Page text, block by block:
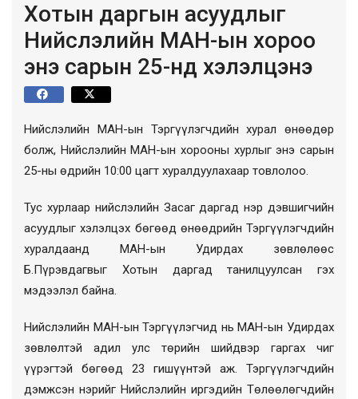
Хотын даргын асуудлыг
Нийслэлийн МАН-ын хороо
энэ сарын 25-нд хэлэлцэнэ
Нийслэлийн МАН-ын Тэргүүлэгчдийн хурал өнөөдөр
болж, Нийслэлийн МАН-ын хорооны хурлыг энэ сарын
25-ны өдрийн 10:00 цагт хуралдуулахаар товлолоо.
Тус хурлаар нийслэлийн Засаг даргад нэр дэвшигчийн
асуудлыг хэлэлцэх бөгөөд өнөөдрийн Тэргүүлэгчдийн
хуралдаанд МАН-ын Удирдах зөвлөлөөс
Б.Пүрэвдагвыг Хотын даргад танилцуулсан гэх
мэдээлэл байна.
Нийслэлийн МАН-ын Тэргүүлэгчид нь МАН-ын Удирдах
зөвлөлтэй адил улс төрийн шийдвэр гаргах чиг
үүрэгтэй бөгөөд 23 гишүүнтэй аж. Тэргүүлэгчдийн
дэмжсэн нэрийг Нийслэлийн иргэдийн Төлөөлөгчдийн